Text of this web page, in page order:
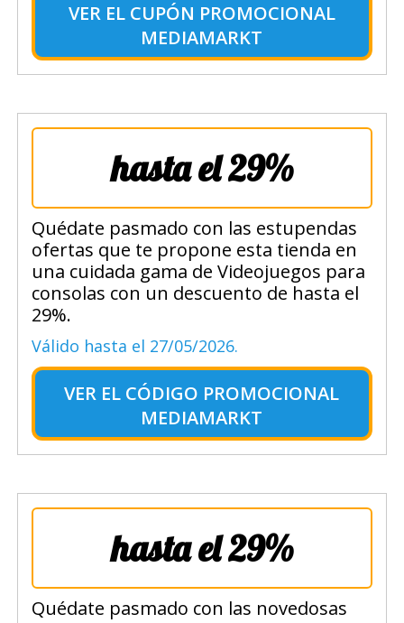
VER EL CUPÓN PROMOCIONAL
MEDIAMARKT
hasta el 29%
Quédate pasmado con las estupendas
ofertas que te propone esta tienda en
una cuidada gama de Videojuegos para
consolas con un descuento de hasta el
29%.
Válido hasta el 27/05/2026.
VER EL CÓDIGO PROMOCIONAL
MEDIAMARKT
hasta el 29%
Quédate pasmado con las novedosas